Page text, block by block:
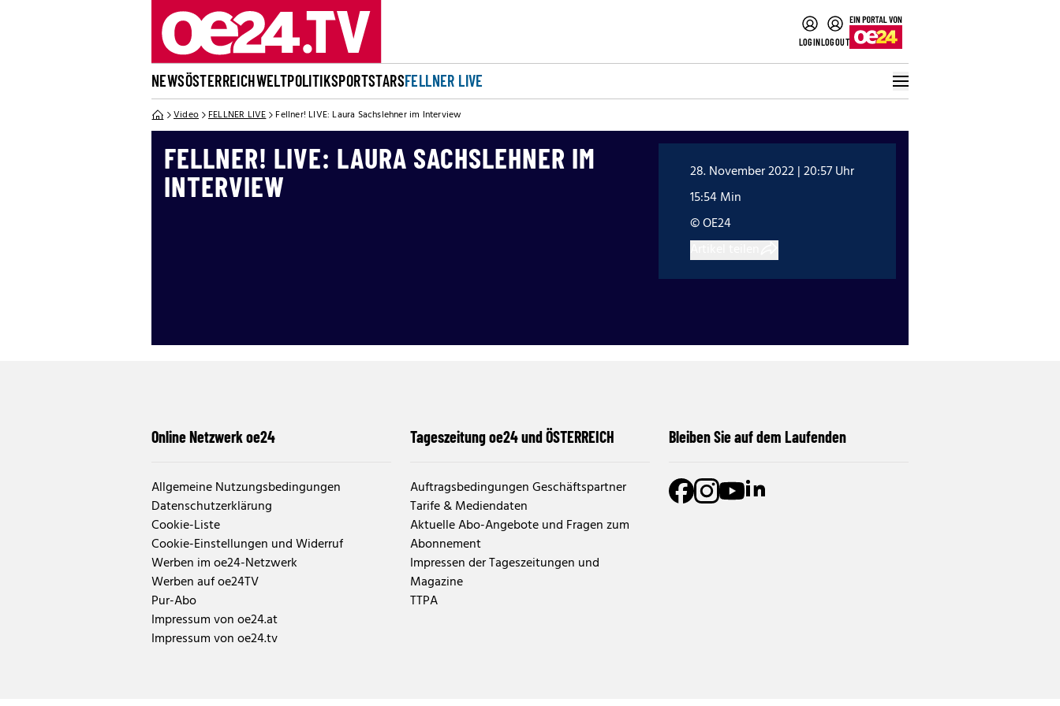
LOGINLOGOUT
NEWSÖSTERREICHWELTPOLITIKSPORTSTARSFELLNER LIVE
Video FELLNER LIVE Fellner! LIVE: Laura Sachslehner im Interview
FELLNER! LIVE: LAURA SACHSLEHNER IM
INTERVIEW
28. November 2022 | 20:57 Uhr
15:54 Min
© OE24
Online Netzwerk oe24
Allgemeine Nutzungsbedingungen
Datenschutzerklärung
Cookie-Liste
Cookie-Einstellungen und Widerruf
Werben im oe24-Netzwerk
Werben auf oe24TV
Pur-Abo
Impressum von oe24.at
Impressum von oe24.tv
Tageszeitung oe24 und ÖSTERREICH
Auftragsbedingungen Geschäftspartner
Tarife & Mediendaten
Aktuelle Abo-Angebote und Fragen zum
Abonnement
Impressen der Tageszeitungen und
Magazine
TTPA
Bleiben Sie auf dem Laufenden